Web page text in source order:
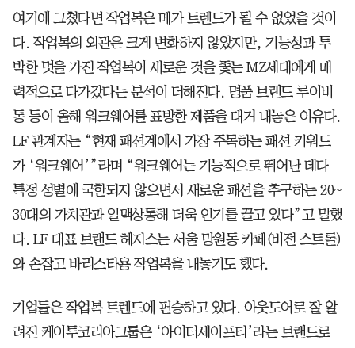
여기에 그쳤다면 작업복은 메가 트렌드가 될 수 없었을 것이
다. 작업복의 외관은 크게 변화하지 않았지만, 기능성과 투
박한 멋을 가진 작업복이 새로운 것을 좇는 MZ세대에게 매
력적으로 다가갔다는 분석이 더해진다. 명품 브랜드 루이비
통 등이 올해 워크웨어를 표방한 제품을 대거 내놓은 이유다.
LF 관계자는 “현재 패션계에서 가장 주목하는 패션 키워드
가 ‘워크웨어’”라며 “워크웨어는 기능적으로 뛰어난 데다
특정 성별에 국한되지 않으면서 새로운 패션을 추구하는 20~
30대의 가치관과 일맥상통해 더욱 인기를 끌고 있다”고 말했
다. LF 대표 브랜드 헤지스는 서울 망원동 카페(비전 스트롤)
와 손잡고 바리스타용 작업복을 내놓기도 했다.
기업들은 작업복 트렌드에 편승하고 있다. 아웃도어로 잘 알
려진 케이투코리아그룹은 ‘아이더세이프티’라는 브랜드로